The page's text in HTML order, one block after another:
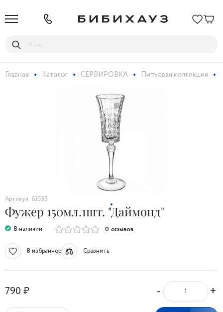
Главная Каталог СЕРВИРОВКА Питьевая коллекция
Артикул: 63535
Фужер 150мл.1шт. "Даймонд"
В наличии 0 отзывов
В избранное Сравнить
790 ₽ - +